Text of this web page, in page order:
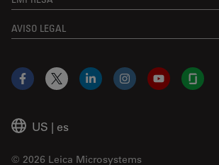
AVISO LEGAL
US | es
© 2026 Leica Microsystems
Facebook
X LinkedInInstagramYouTube